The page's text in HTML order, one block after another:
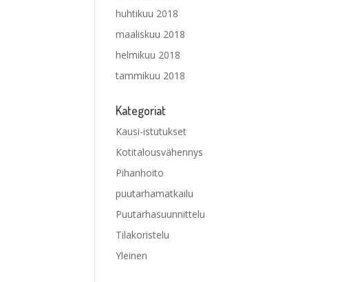
huhtikuu 2018
maaliskuu 2018
helmikuu 2018
tammikuu 2018
Kategoriat
Kausi-istutukset
Kotitalousvähennys
Pihanhoito
puutarhamatkailu
Puutarhasuunnittelu
Tilakoristelu
Yleinen